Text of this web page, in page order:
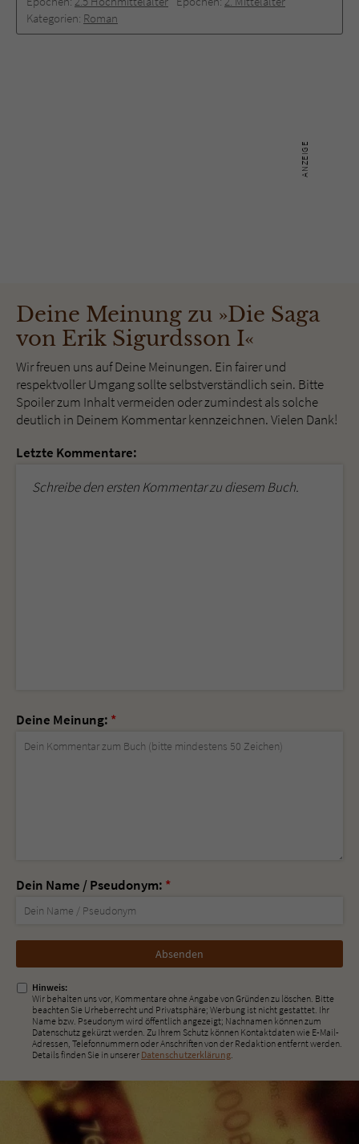
Kategorien: Roman
Deine Meinung zu »Die Saga
von Erik Sigurdsson I«
Wir freuen uns auf Deine Meinungen. Ein fairer und
respektvoller Umgang sollte selbstverständlich sein. Bitte
Spoiler zum Inhalt vermeiden oder zumindest als solche
deutlich in Deinem Kommentar kennzeichnen. Vielen Dank!
Letzte Kommentare:
Schreibe den ersten Kommentar zu diesem Buch.
Deine Meinung: *
Dein Name / Pseudonym: *
Nicht
ausfüllen!
Hinweis:
Wir behalten uns vor, Kommentare ohne Angabe von Gründen zu löschen. Bitte
beachten Sie Urheberrecht und Privatsphäre; Werbung ist nicht gestattet. Ihr
Name bzw. Pseudonym wird öffentlich angezeigt; Nachnamen können zum
Datenschutz gekürzt werden. Zu Ihrem Schutz können Kontaktdaten wie E-Mail-
Adressen, Telefonnummern oder Anschriften von der Redaktion entfernt werden.
Details finden Sie in unserer Datenschutzerklärung